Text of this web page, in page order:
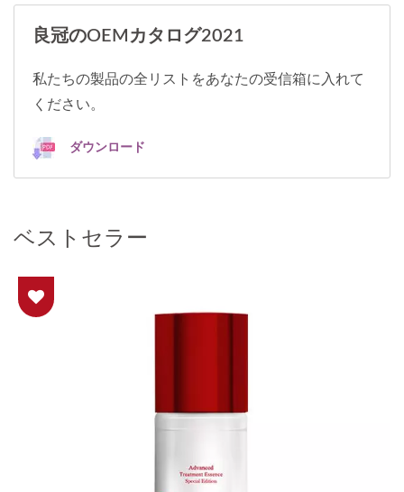
良冠のOEMカタログ2021
私たちの製品の全リストをあなたの受信箱に入れて
ください。
ダウンロード
ベストセラー